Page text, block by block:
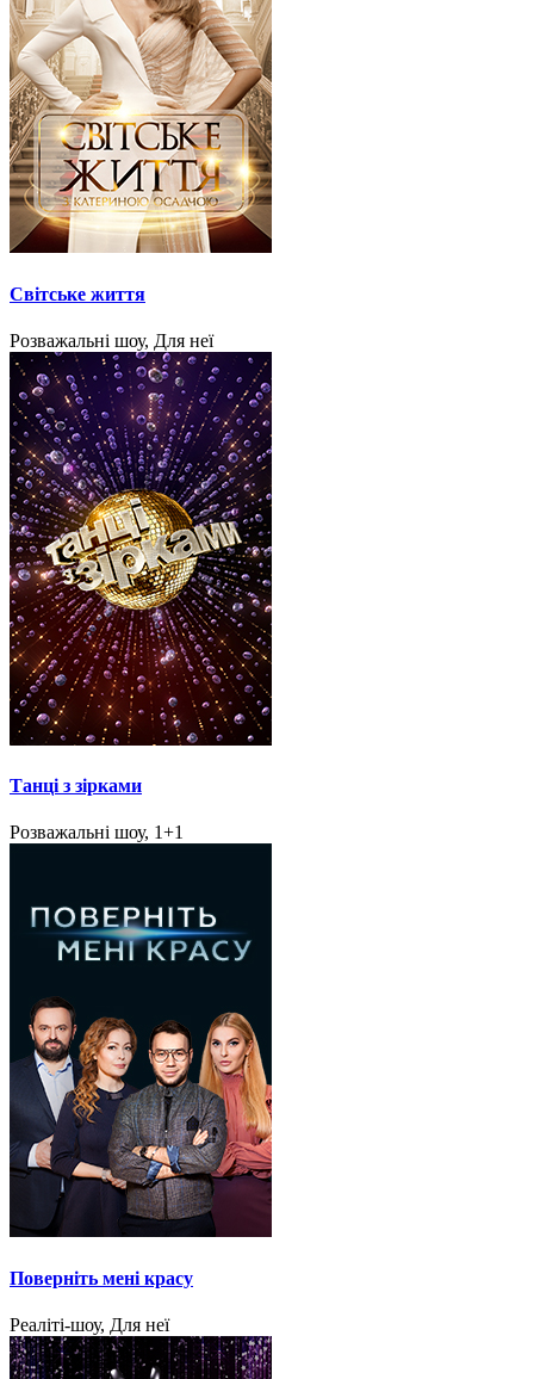
Світське життя
Розважальні шоу, Для неї
Танці з зірками
Розважальні шоу, 1+1
Поверніть мені красу
Реаліті-шоу, Для неї